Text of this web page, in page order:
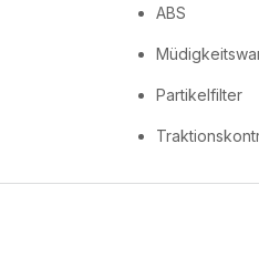
ABS
Partikelfilter